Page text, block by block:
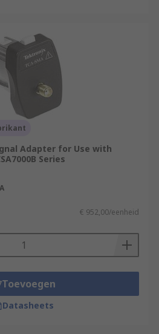
Adapter for Use with
Series
€ 952,00/eenheid
Toevoegen
Datasheets